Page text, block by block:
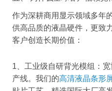
作为深耕商用显示领域多年
供高品质的液晶硬件，更致
客户创造长期价值：
1、工业级自研背光模组：
产线。我们的高清液晶条形